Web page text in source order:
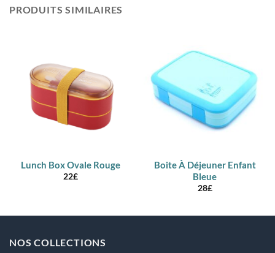
PRODUITS SIMILAIRES
Lunch Box Ovale Rouge
22£
Boite À Déjeuner Enfant
Bleue
28£
NOS COLLECTIONS